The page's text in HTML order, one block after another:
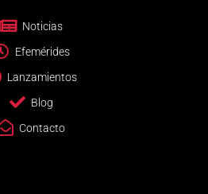
Noticias
Efemérides
Lanzamientos
Blog
Contacto